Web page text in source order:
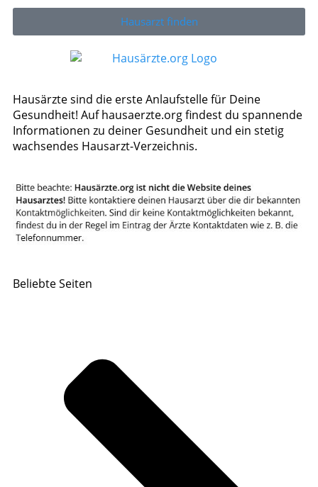
Hausarzt finden
Hausärzte sind die erste Anlaufstelle für Deine
Gesundheit! Auf hausaerzte.org findest du spannende
Informationen zu deiner Gesundheit und ein stetig
wachsendes Hausarzt-Verzeichnis.
Beliebte Seiten